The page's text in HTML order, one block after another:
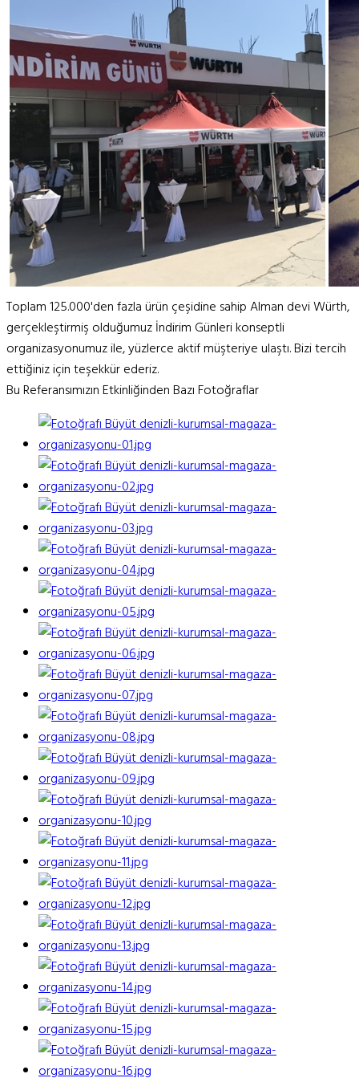
Toplam 125.000'den fazla ürün çeşidine sahip Alman devi Würth,
gerçekleştirmiş olduğumuz İndirim Günleri konseptli
organizasyonumuz ile, yüzlerce aktif müşteriye ulaştı. Bizi tercih
ettiğiniz için teşekkür ederiz.
Bu Referansımızın Etkinliğinden Bazı Fotoğraflar